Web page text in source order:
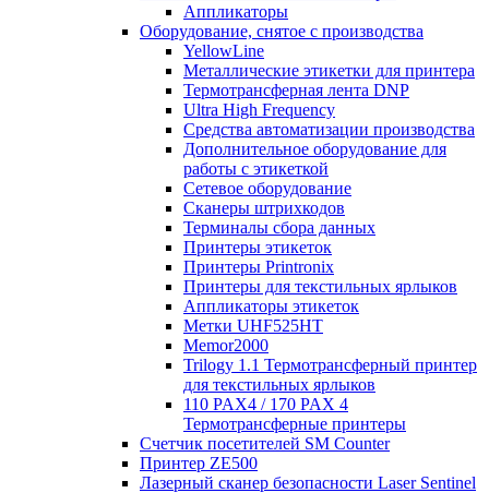
Аппликаторы
Оборудование, снятое с производства
YellowLine
Металлические этикетки для принтера
Термотрансферная лента DNP
Ultra High Frequency
Средства автоматизации производства
Дополнительное оборудование для
работы с этикеткой
Сетевое оборудование
Сканеры штрихкодов
Терминалы сбора данных
Принтеры этикеток
Принтеры Printronix
Принтеры для текстильных ярлыков
Аппликаторы этикеток
Метки UHF525HT
Memor2000
Trilogy 1.1 Термотрансферный принтер
для текстильных ярлыков
110 PAX4 / 170 PAX 4
Термотрансферные принтеры
Счетчик посетителей SM Counter
Принтер ZE500
Лазерный сканер безопасности Laser Sentinel